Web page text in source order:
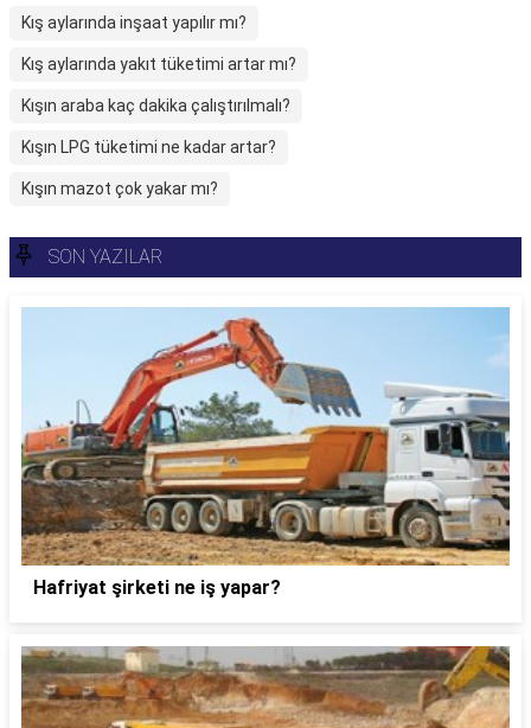
Kış aylarında inşaat yapılır mı?
Kış aylarında yakıt tüketimi artar mı?
Kışın araba kaç dakika çalıştırılmalı?
Kışın LPG tüketimi ne kadar artar?
Kışın mazot çok yakar mı?
SON YAZILAR
Hafriyat şirketi ne iş yapar?